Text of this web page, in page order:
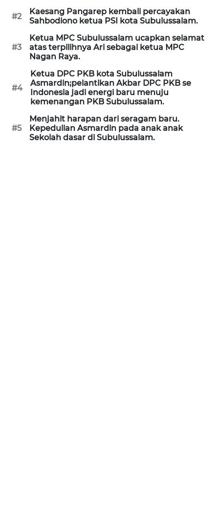
#2
Kaesang Pangarep kembali percayakan
Sahbodiono ketua PSI kota Subulussalam.
#3
Ketua MPC Subulussalam ucapkan selamat
atas terpilihnya Ari sebagai ketua MPC
Nagan Raya.
#4
Ketua DPC PKB kota Subulussalam
Asmardin;pelantikan Akbar DPC PKB se
Indonesia jadi energi baru menuju
kemenangan PKB Subulussalam.
#5
Menjahit harapan dari seragam baru.
Kepedulian Asmardin pada anak anak
Sekolah dasar di Subulussalam.
KEPRI
WN
PAPUA
WN
PAPUA
BARAT
WN
RIAU